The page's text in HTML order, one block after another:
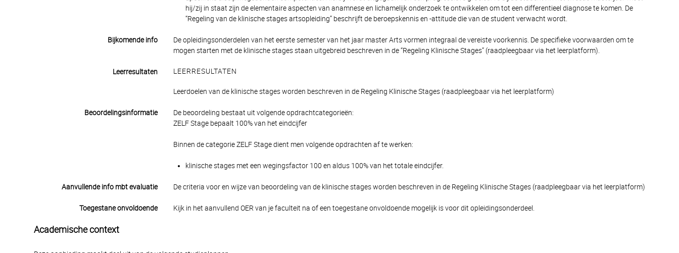
hij/zij in staat zijn de elementaire aspecten van anamnese en lichamelijk onderzoek te ontwikkelen om tot een differentieel diagnose te komen. De
“Regeling van de klinische stages artsopleiding” beschrijft de beroepskennis en -attitude die van de student verwacht wordt.
Bijkomende info
De opleidingsonderdelen van het eerste semester van het jaar master Arts vormen integraal de vereiste voorkennis. De specifieke voorwaarden om te
mogen starten met de klinische stages staan uitgebreid beschreven in de “Regeling Klinische Stages” (raadpleegbaar via het leerplatform).
Leerresultaten LEERRESULTATEN
Leerdoelen van de klinische stages worden beschreven in de Regeling Klinische Stages (raadpleegbaar via het leerplatform)
Beoordelingsinformatie
De beoordeling bestaat uit volgende opdrachtcategorieën:
ZELF Stage bepaalt 100% van het eindcijfer
Binnen de categorie ZELF Stage dient men volgende opdrachten af te werken:
klinische stages met een wegingsfactor 100 en aldus 100% van het totale eindcijfer.
Aanvullende info mbt evaluatie De criteria voor en wijze van beoordeling van de klinische stages worden beschreven in de Regeling Klinische Stages (raadpleegbaar via het leerplatform)
Toegestane onvoldoende Kijk in het aanvullend OER van je faculteit na of een toegestane onvoldoende mogelijk is voor dit opleidingsonderdeel.
Academische context